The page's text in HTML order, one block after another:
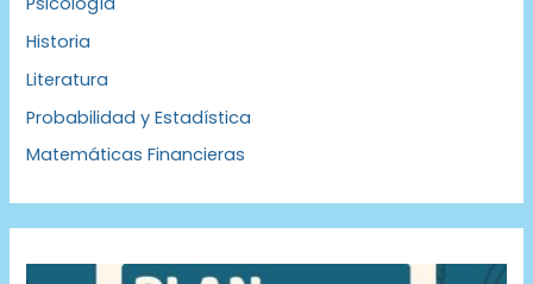
Historia
Literatura
Probabilidad y Estadística
Matemáticas Financieras